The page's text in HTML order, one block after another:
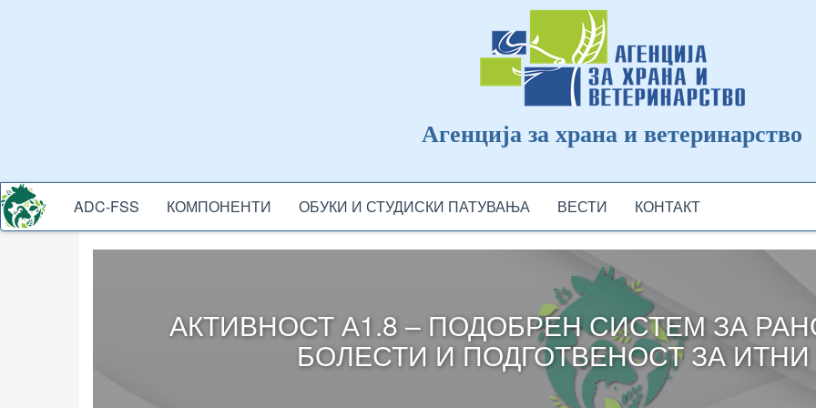
Агенција за храна и ветеринарство
ADC-
MENU
ADC-FSS КОМПОНЕНТИ ОБУКИ И СТУДИСКИ ПАТУВАЊА ВЕСТИ КОНТАКТ
АКТИВНОСТ А1.8 – ПОДОБРЕН СИСТЕМ ЗА
БОЛЕСТИ И ПОДГОТВЕНОСТ ЗА